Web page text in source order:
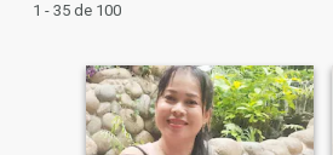
1 - 35 de 100